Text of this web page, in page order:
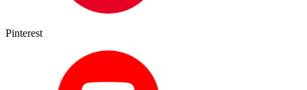
Pinterest